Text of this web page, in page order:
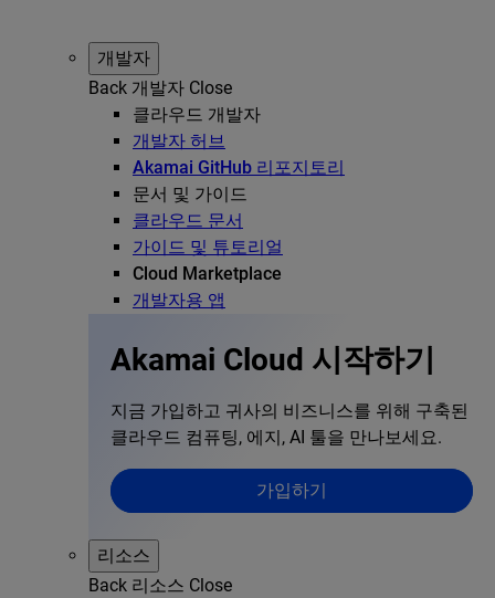
개발자
Back 개발자 Close
클라우드 개발자
개발자 허브
Akamai GitHub 리포지토리
문서 및 가이드
클라우드 문서
가이드 및 튜토리얼
Cloud Marketplace
개발자용 앱
Akamai Cloud 시작하기
지금 가입하고 귀사의 비즈니스를 위해 구축된
클라우드 컴퓨팅, 에지, AI 툴을 만나보세요.
가입하기
리소스
Back 리소스 Close